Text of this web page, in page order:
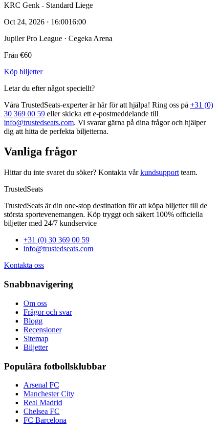
KRC Genk - Standard Liege
Oct 24, 2026 · 16:0016:00
Jupiler Pro League · Cegeka Arena
Från €60
Köp biljetter
Letar du efter något speciellt?
Våra TrustedSeats‑experter är här för att hjälpa! Ring oss på +31 (0)
30 369 00 59 eller skicka ett e‑postmeddelande till
info@trustedseats.com. Vi svarar gärna på dina frågor och hjälper
dig att hitta de perfekta biljetterna.
Vanliga frågor
Hittar du inte svaret du söker? Kontakta vårkundsupport team.
TrustedSeats
TrustedSeats är din one-stop destination för att köpa biljetter till de
största sportevenemangen. Köp tryggt och säkert 100% officiella
biljetter med 24/7 kundservice
+31 (0) 30 369 00 59
info@trustedseats.com
Kontakta oss
Snabbnavigering
Om oss
Frågor och svar
Blogg
Recensioner
Sitemap
Biljetter
Populära fotbollsklubbar
Arsenal FC
Manchester City
Real Madrid
Chelsea FC
FC Barcelona